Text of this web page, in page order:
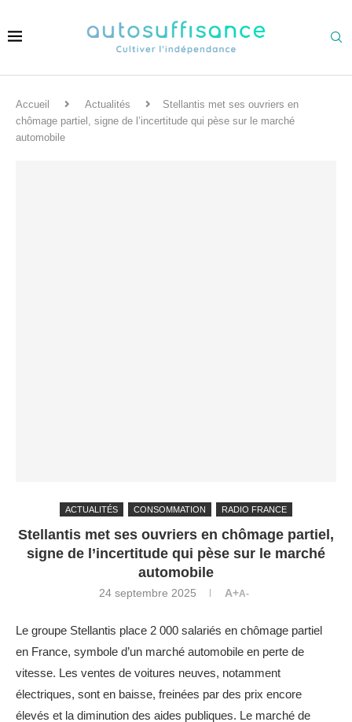
Accueil Actualités
Stellantis met ses ouvriers en
chômage partiel, signe de l’incertitude qui pèse sur le marché
automobile
ACTUALITÉS CONSOMMATION RADIO FRANCE
Stellantis met ses ouvriers en chômage partiel,
signe de l’incertitude qui pèse sur le marché
automobile
24 septembre 2025 A+A-
Le groupe Stellantis place 2 000 salariés en chômage partiel
en France, symbole d’un marché automobile en perte de
vitesse. Les ventes de voitures neuves, notamment
électriques, sont en baisse, freinées par des prix encore
élevés et la diminution des aides publiques. Le marché de